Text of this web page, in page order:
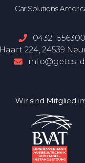
Car Solutions
04321 556300
Haart 224, 24539
Wir sind Mitglied